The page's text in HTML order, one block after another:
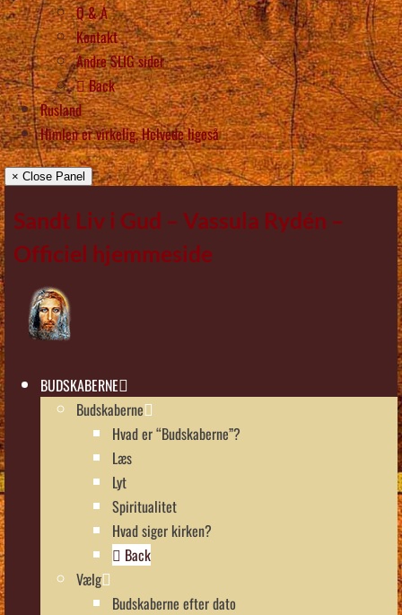
Q & A
Kontakt
Andre SLIG sider
Back
Rusland
Himlen er virkelig, Helvede ligeså
× Close Panel
Sandt Liv i Gud – Vassula Rydén –
Officiel hjemmeside
BUDSKABERNE
Budskaberne
Hvad er “Budskaberne”?
Læs
Lyt
Spiritualitet
Hvad siger kirken?
Back
Vælg
Budskaberne efter dato